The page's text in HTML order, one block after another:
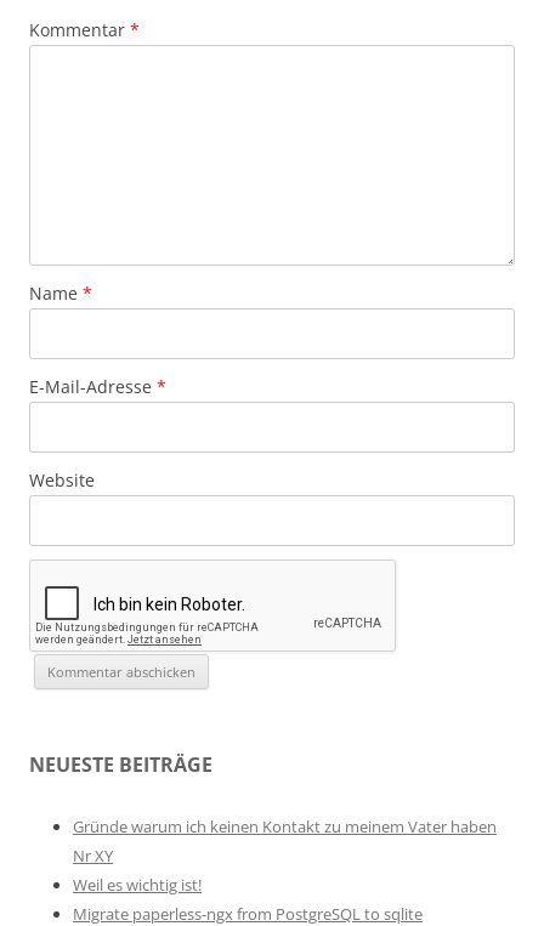
g
g
a
i
o
Kommentar *
Name *
E-Mail-Adresse *
Website
NEUESTE BEITRÄGE
Gründe warum ich keinen Kontakt zu meinem Vater haben
Nr XY
Weil es wichtig ist!
Migrate paperless-ngx from PostgreSQL to sqlite